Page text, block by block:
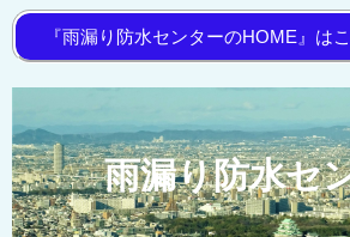
『雨漏り防水センターのHOME』は
雨漏り防水セ